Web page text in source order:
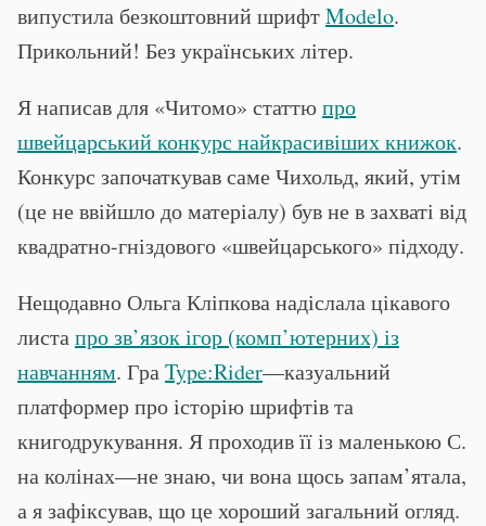
випустила безкоштовний шрифтModelo.
Прикольний! Без українських літер.
Я написав для «Читомо» статтюпро
швейцарський конкурс найкрасивіших книжок.
Конкурс започаткував саме Чихольд, який, утім
(це не ввійшло до матеріалу) був не в захваті від
квадратно-гніздового «швейцарського» підходу.
Нещодавно Ольга Кліпкова надіслала цікавого
листапро зв’язок ігор (комп’ютерних) із
навчанням. ГраType:Rider—казуальний
платформер про історію шрифтів та
книгодрукування. Я проходив її із маленькою С.
на колінах—не знаю, чи вона щось запам’ятала,
а я зафіксував, що це хороший загальний огляд.